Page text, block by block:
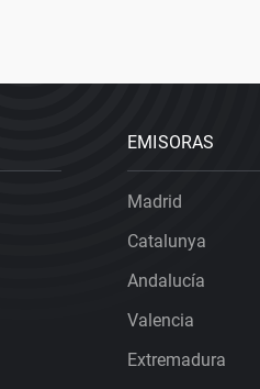
EMISORAS
Madrid
Catalunya
Andalucía
Valencia
Extremadura